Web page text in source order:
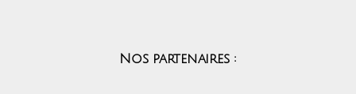
Nos partenaires :